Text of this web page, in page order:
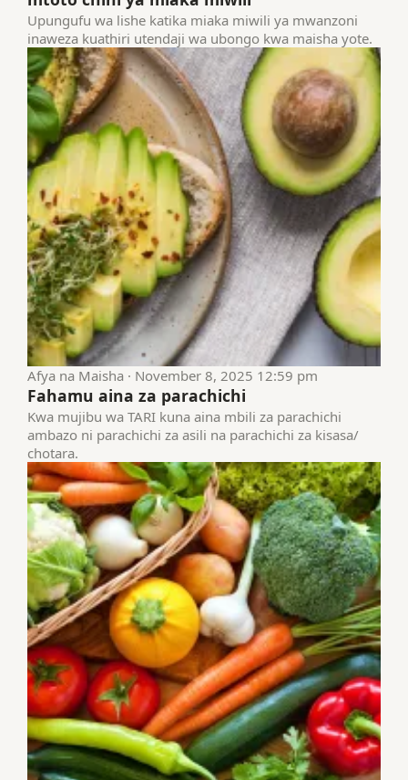
Upungufu wa lishe katika miaka miwili ya mwanzoni
inaweza kuathiri utendaji wa ubongo kwa maisha yote.
Afya na Maisha · November 8, 2025 12:59 pm
Fahamu aina za parachichi
Kwa mujibu wa TARI kuna aina mbili za parachichi
ambazo ni parachichi za asili na parachichi za kisasa/
chotara.